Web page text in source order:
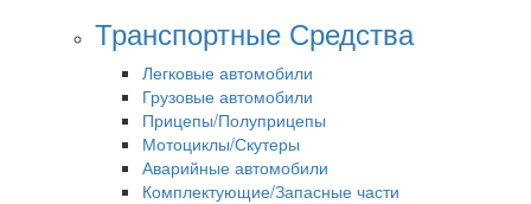
Транспортные Средства
Легковые автомобили
Грузовые автомобили
Прицепы/Полуприцепы
Мотоциклы/Скутеры
Аварийные автомобили
Комплектующие/Запасные части